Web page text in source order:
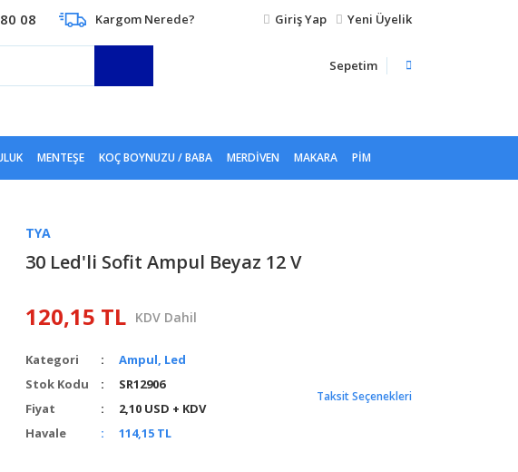
08 Kargom Nerede? Giriş Yap Yeni Üyelik
Sepetim
MENTEŞE KOÇ BOYNUZU / BABA MERDIVEN MAKARA PIM
TYA
30 Led'li Sofit Ampul Beyaz 12 V
120,15 TL KDV Dahil
Kategori
Ampul, Led
Stok Kodu
SR12906
Fiyat
2,10 USD + KDV
Havale
114,15 TL
Taksit Seçenekleri